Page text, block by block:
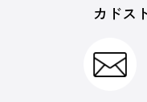
カドス